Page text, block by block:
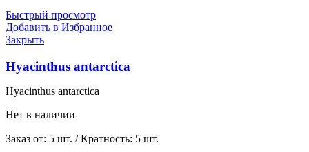
Быстрый просмотр
Добавить в Избранное
Закрыть
Hyacinthus antarctica
Hyacinthus antarctica
Нет в наличии
Заказ от: 5 шт. / Кратность: 5 шт.